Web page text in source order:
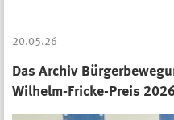
20.05.26
Das Archiv
Wilhelm-Fricke-Preis